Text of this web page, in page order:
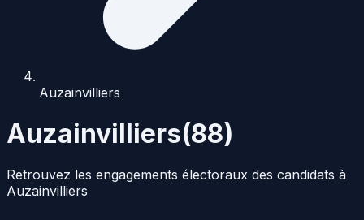
Auzainvilliers
Auzainvilliers(88)
Retrouvez les engagements électoraux des candidats à
Auzainvilliers